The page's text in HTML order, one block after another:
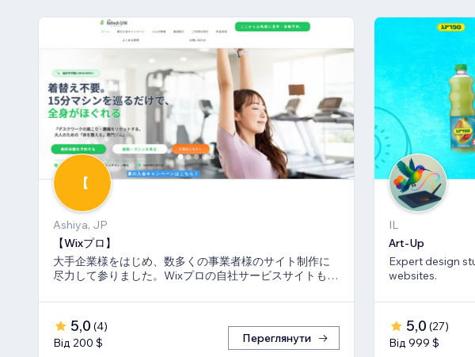
【
Ashiya, JP
【Wixプロ】
大手企業様をはじめ、数多くの事業者様のサイト制作に
尽力して参りました。Wixプロの自社サービスサイトも多
5,0 (4)
Від 200 $
Переглянути
IL
Art-Up
Expert design
websites.
5,0 (27)
Від 999 $